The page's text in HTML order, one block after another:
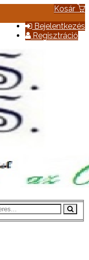
Kosár
Bejelentkezés
Regisztráció